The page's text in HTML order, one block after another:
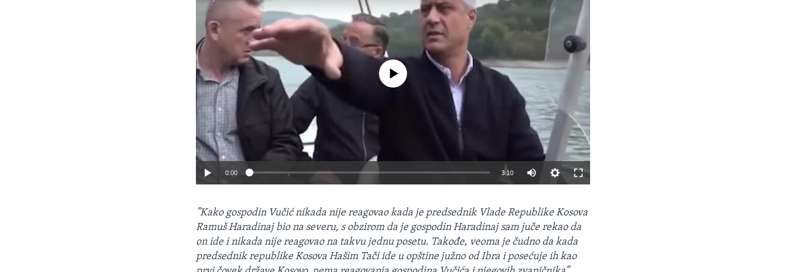
No media source currently available
0:00 3:10
”Kako gospodin Vučić nikada nije reagovao kada je predsednik Vlade Republike Kosova
Ramuš Haradinaj bio na severu, s obzirom da je gospodin Haradinaj sam juče rekao da
on ide i nikada nije reagovao na takvu jednu posetu. Takođe, veoma je čudno da kada
predsednik republike Kosova Hašim Tači ide u opštine južno od Ibra i posećuje ih kao